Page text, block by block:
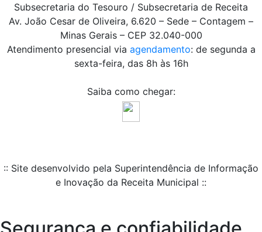
Subsecretaria do Tesouro / Subsecretaria de Receita
Av. João Cesar de Oliveira, 6.620 – Sede – Contagem –
Minas Gerais – CEP 32.040-000
Atendimento presencial via agendamento: de segunda a
sexta-feira, das 8h às 16h
Saiba como chegar:
:: Site desenvolvido pela Superintendência de Informação
e Inovação da Receita Municipal ::